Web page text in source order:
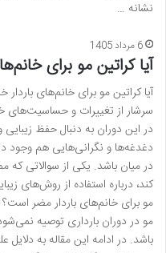
نشانه …
6 مرداد 1405
آیا کراتین مو برای
آیا کراتین مو برای خانم‌های
سرشار از تغییرات و حساسیت‌های
در این دوران به دنبال حفظ
دغدغه‌ها و نگرانی‌هایی هم
در میان باشد. یکی از سوالاتی که
کند، درباره استفاده از روش‌های
مو برای خانم‌های باردار مضر است؟
مو در دوران بارداری توصیه
باشد. در ادامه این مقاله به